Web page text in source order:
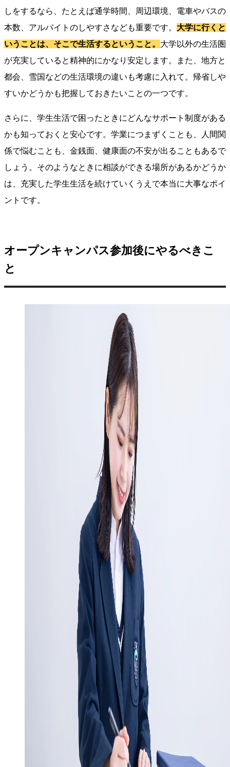
しをするなら、たとえば通学時間、周辺環境、電車やバスの
本数、アルバイトのしやすさなども重要です。 大学に行くと
いうことは、そこで生活するということ。 大学以外の生活圏
が充実していると精神的にかなり安定します。また、地方と
都会、雪国などの生活環境の違いも考慮に入れて。帰省しや
すいかどうかも把握しておきたいことの一つです。
さらに、学生生活で困ったときにどんなサポート制度がある
かも知っておくと安心です。学業につまずくことも、人間関
係で悩むことも、金銭面、健康面の不安が出ることもあるで
しょう。そのようなときに相談ができる場所があるかどうか
は、充実した学生生活を続けていくうえで本当に大事なポイ
ントです。
オープンキャンパス参加後にやるべきこ
と